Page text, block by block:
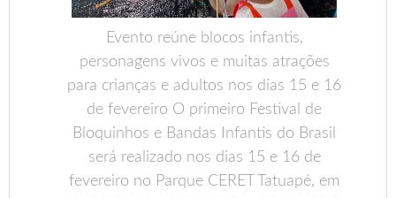
Evento reúne blocos infantis,
personagens vivos e muitas atrações
para crianças e adultos nos dias 15 e 16
de fevereiro O primeiro Festival de
Bloquinhos e Bandas Infantis do Brasil
será realizado nos dias 15 e 16 de
fevereiro no Parque CERET Tatuapé, em